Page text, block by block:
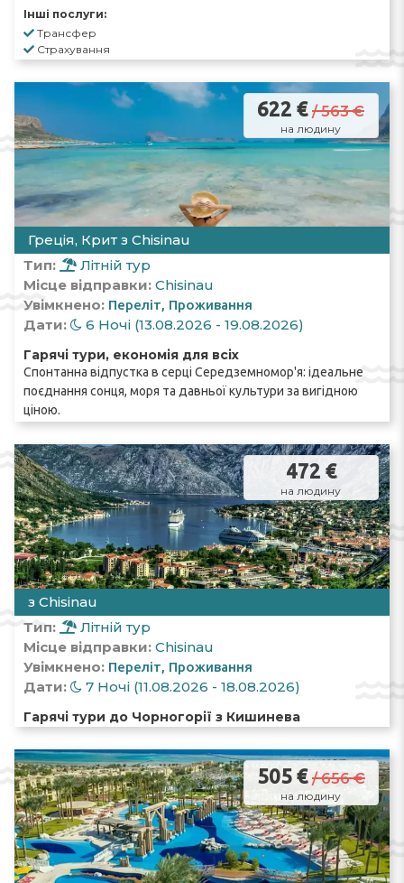
Інші послуги:
Трансфер
Страхування
622 €/ 563 €
на людину
Греція, Крит з Chisinau
Тип:
Літній тур
Місце відправки:Chisinau
Увімкнено: Переліт Проживання
Дати: 6 Ночі (13.08.2026 - 19.08.2026)
Гарячі тури, економія для всіх
Спонтанна відпустка в серці Середземномор'я: ідеальне
поєднання сонця, моря та давньої культури за вигідною
ціною.
472 €
на людину
з Chisinau
Тип:
Літній тур
Місце відправки:Chisinau
Увімкнено: Переліт Проживання
Дати: 7 Ночі (11.08.2026 - 18.08.2026)
Гарячі тури до Чорногорії з Кишинева
505 € / 656 €
на людину